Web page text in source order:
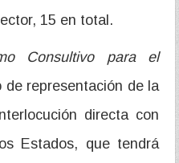
15 en total.
Consultivo para el
de representación de la
directa con
Estados, que tendrá